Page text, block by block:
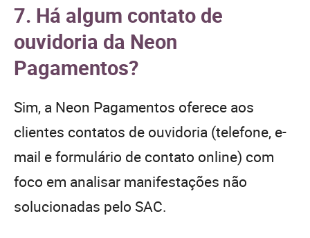
7. Há algum contato de
ouvidoria da Neon
Pagamentos?
Sim, a Neon Pagamentos oferece aos
clientes contatos de ouvidoria (telefone, e-
mail e formulário de contato online) com
foco em analisar manifestações não
solucionadas pelo SAC.